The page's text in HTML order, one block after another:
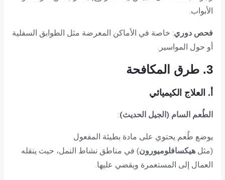
الأبواب.
فحص دوري: خاصة في الأماكن المعرضة مثل الطوابق السفلية
أو حول المواسير.
3. طرق المكافحة
أ. العلاج الكيميائي
الطُعم السام (الجيل الحديث):
يوضع طُعم يحتوي على مادة بطيئة المفعول
(مثل هيكسافلوميورون) في مناطق نشاط النمل، حيث ينقله
العمال إلى المستعمرة ويقضي عليها.